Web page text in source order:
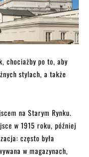
chociażby po to, aby
stylach, a także
na Starym Rynku.
w 1915 roku, później
często była
w magazynach,